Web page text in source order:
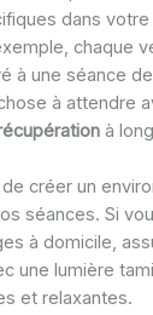
dans
chaque
à une séance
à attendre
à
créer un
séances. Si
à domicile,
une lumière
et relaxantes.